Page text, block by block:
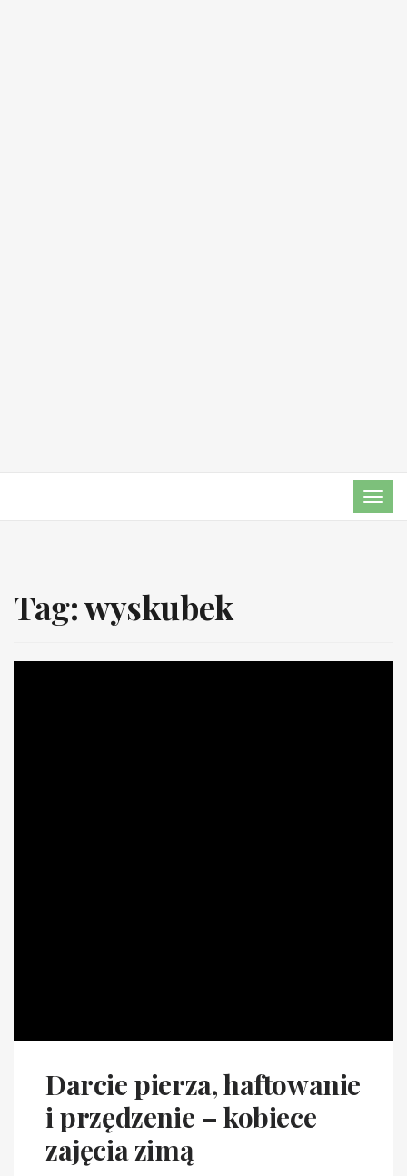
Tag:wyskubek
Darcie pierza, haftowanie
i przędzenie – kobiece
zajęcia zimą